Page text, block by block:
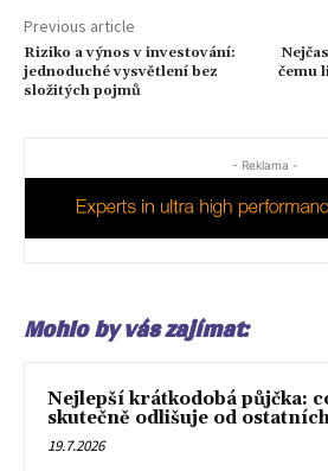
Previous article
Riziko a výnos v investování:
jednoduché vysvětlení bez
složitých pojmů
čemu
- Reklama -
Mohlo by vás zajímat:
Nejlepší krátkodobá půjčka:
skutečně odlišuje od
19.7.2026